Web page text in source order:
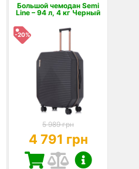
Большой чемодан Semi
Line – 94 л, 4 кг Черный
-20%
5 989 грн
4 791 грн